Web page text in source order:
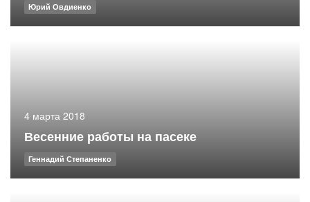
Юрий Овдиенко
4 марта 2018
Весенние работы на пасеке
Геннадий Степаненко